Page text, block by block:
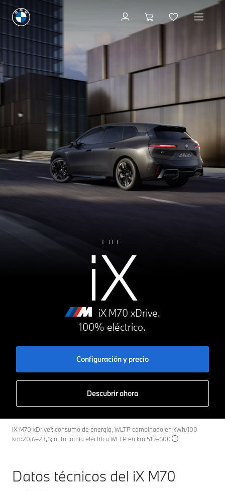
THE
iX
iX M70 xDrive.
100% eléctrico.
Configuración y precio
Descubrir ahora
iX M70 xDrive¹: consumo de energía, WLTP combinado en kWh/100
km:20,6–23,6; autonomía eléctrica WLTP en km:519–600
Datos técnicos del iX M70